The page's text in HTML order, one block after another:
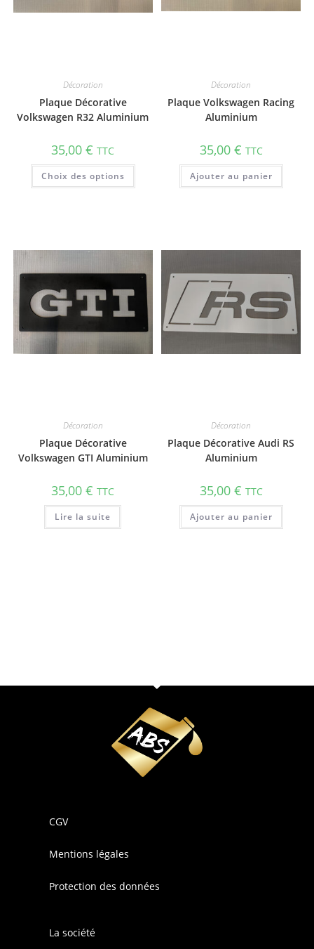
Décoration
Plaque Décorative
Volkswagen R32 Aluminium
35,00€ TTC
Choix des options
Décoration
Plaque Volkswagen Racing
Aluminium
35,00 € TTC
Ajouter au panier
Décoration
Plaque Décorative
Volkswagen GTI Aluminium
35,00€ TTC
Lire la suite
Décoration
Plaque Décorative Audi RS
Aluminium
35,00 € TTC
Ajouter au panier
CGV
Mentions légales
Protection des données
La société